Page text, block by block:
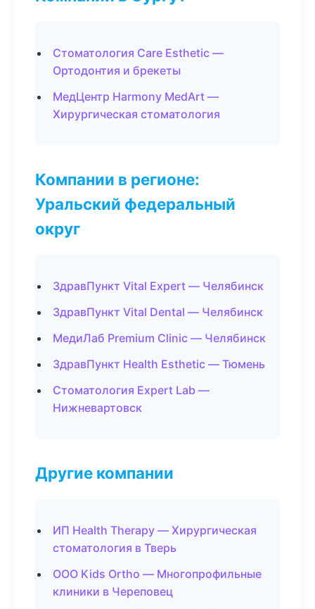
Стоматология Care Esthetic —
Ортодонтия и брекеты
МедЦентр Harmony MedArt —
Хирургическая стоматология
Компании в регионе:
Уральский федеральный
округ
ЗдравПункт Vital Expert — Челябинск
ЗдравПункт Vital Dental — Челябинск
МедиЛаб Premium Clinic — Челябинск
ЗдравПункт Health Esthetic — Тюмень
Стоматология Expert Lab —
Нижневартовск
Другие компании
ИП Health Therapy — Хирургическая
стоматология в Тверь
ООО Kids Ortho — Многопрофильные
клиники в Череповец